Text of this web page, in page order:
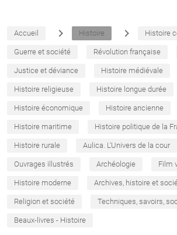
Accueil navigate_next Histoire navigate_next Histoire
Guerre et société Révolution française
Justice et déviance Histoire médiévale
Histoire religieuse Histoire longue durée
Histoire économique Histoire ancienne
Histoire maritime Histoire politique de la
Histoire rurale Aulica. L'Univers de la cour
Ouvrages illustrés Archéologie Film
Histoire moderne Archives, histoire et
Religion et société Techniques, savoirs,
Beaux-livres - Histoire